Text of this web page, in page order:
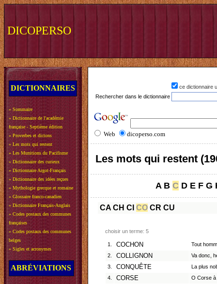
DICOPERSO
DICTIONNAIRES
» Sommaire
» Dictionnaire de l'académie
française - Septième édition
» Proverbes et dictons
» Les mots qui restent
» Les Munitions du Pacifisme
» Dictionnaire des curieux
» Dictionnaire Argot-Français
» Dictionnaire des idées reçues
» Mythologie grecque et romaine
» Glossaire franco-canadien
» Dictionnaire Français-Anglais
» Codes postaux des communes
françaises
» Codes postaux des communes
belges
» Sigles et acronymes
ABRÉVIATIONS
ce dictionnaire
Rechercher dans le dictionnaire
Web dicoperso.com
Les mots qui restent
A B C D E F G
CA CH CI CO CR CU
choisir un terme: 5
1. COCHON
Tout
2.
COLLIGNON
Va donc,
3.
CONQUÊTE
La plus
4.
CORSE
O Corse